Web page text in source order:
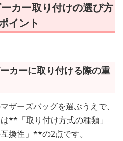
カー取り付けの選び方
イント
カーに取り付ける際の重
ザーズバッグを選ぶうえで、
**「取り付け方式の種類」
換性」**の2点です。